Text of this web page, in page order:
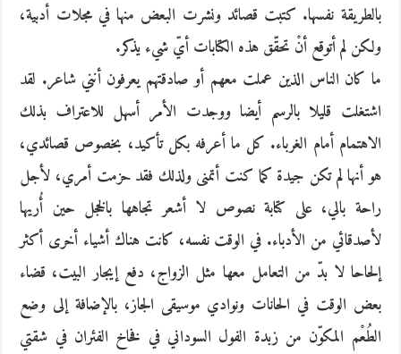
بالطريقة نفسها. كتبت قصائد ونشرت البعض منها في مجلات أدبية،
ولكن لم أتوقع أنْ تحقّق هذه الكتابات أيّ شيء يذكر.
ما كان الناس الذين عملت معهم أو صادقتهم يعرفون أنني شاعر. لقد
اشتغلت قليلا بالرسم أيضا ووجدت الأمر أسهل للاعتراف بذلك
الاهتمام أمام الغرباء. كل ما أعرفه بكل تأكيد، بخصوص قصائدي،
هو أنها لم تكن جيدة كما كنت أتمنى ولذلك فقد حزمت أمري، لأجل
راحة بالي، على كتابة نصوص لا أشعر تجاهها بالخجل حين أُريها
لأصدقائي من الأدباء. في الوقت نفسه، كانت هناك أشياء أخرى أكثر
إلحاحا لا بدّ من التعامل معها مثل الزواج، دفع إيجار البيت، قضاء
بعض الوقت في الحانات ونوادي موسيقى الجاز، بالإضافة إلى وضع
الطُعْم المكوّن من زبدة الفول السوداني في فخاخ الفئران في شقتي